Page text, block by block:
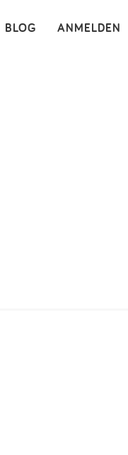
ANMELDEN
BLOG ×